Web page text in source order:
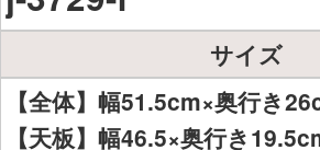
サイズ
【全体】幅51.5cm×奥行き
【天板】幅46.5×奥行き